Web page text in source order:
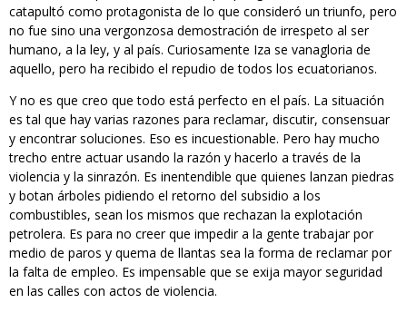
catapultó como protagonista de lo que consideró un triunfo, pero
no fue sino una vergonzosa demostración de irrespeto al ser
humano, a la ley, y al país. Curiosamente Iza se vanagloria de
aquello, pero ha recibido el repudio de todos los ecuatorianos.
Y no es que creo que todo está perfecto en el país. La situación
es tal que hay varias razones para reclamar, discutir, consensuar
y encontrar soluciones. Eso es incuestionable. Pero hay mucho
trecho entre actuar usando la razón y hacerlo a través de la
violencia y la sinrazón. Es inentendible que quienes lanzan piedras
y botan árboles pidiendo el retorno del subsidio a los
combustibles, sean los mismos que rechazan la explotación
petrolera. Es para no creer que impedir a la gente trabajar por
medio de paros y quema de llantas sea la forma de reclamar por
la falta de empleo. Es impensable que se exija mayor seguridad
en las calles con actos de violencia.